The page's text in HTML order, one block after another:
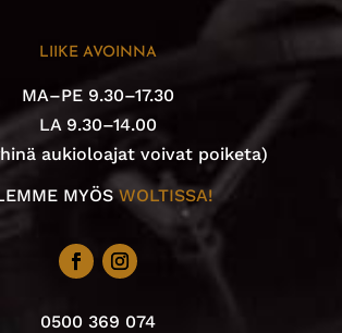
LIIKE AVOINNA
MA–PE 9.30–17.30
LA 9.30–14.00
aukioloajat voivat poiketa)
MYÖSWOLTISSA!
0500 369 074